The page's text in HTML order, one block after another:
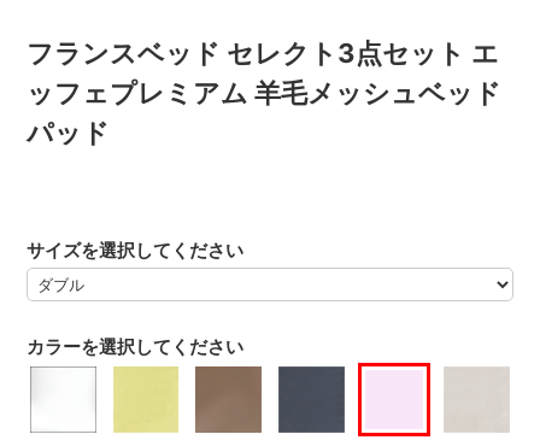
フランスベッド セレクト3点セット エ
ッフェプレミアム 羊毛メッシュベッド
パッド
カラーを選択してください
サイズを選択してください